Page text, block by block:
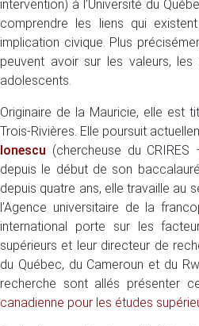
intervention) à l’Université du
comprendre les liens qui
implication civique. Plus
peuvent avoir sur les valeurs,
adolescents.
Originaire de la Mauricie, elle est
Trois-Rivières. Elle poursuit
Ionescu (chercheuse du
depuis le début de son
depuis quatre ans, elle travaille au
l’Agence universitaire de la
international porte sur les
supérieurs et leur directeur de
du Québec, du Cameroun et du
recherche sont allés présenter
canadienne pour les études